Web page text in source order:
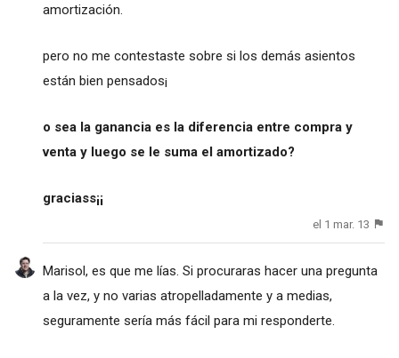
amortización.
pero no me contestaste sobre si los demás asientos
están bien pensados¡
o sea la ganancia es la diferencia entre compra y
venta y luego se le suma el amortizado?
graciass¡¡
el 1 mar. 13
Marisol, es que me lías. Si procuraras hacer una pregunta
a la vez, y no varias atropelladamente y a medias,
seguramente sería más fácil para mi responderte.